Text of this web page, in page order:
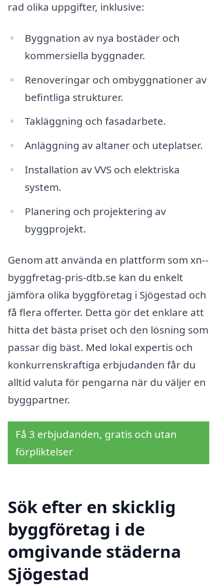
rad olika uppgifter, inklusive:
Byggnation av nya bostäder och
kommersiella byggnader.
Renoveringar och ombyggnationer av
befintliga strukturer.
Takläggning och fasadarbete.
Anläggning av altaner och uteplatser.
Installation av VVS och elektriska
system.
Planering och projektering av
byggprojekt.
Genom att använda en plattform som xn--
byggfretag-pris-dtb.se kan du enkelt
jämföra olika byggföretag i Sjögestad och
få flera offerter. Detta gör det enklare att
hitta det bästa priset och den lösning som
passar dig bäst. Med lokal expertis och
konkurrenskraftiga erbjudanden får du
alltid valuta för pengarna när du väljer en
byggpartner.
Få 3 erbjudanden, gratis och utan
förpliktelser
Sök efter en skicklig
byggföretag i de
omgivande städerna
Sjögestad